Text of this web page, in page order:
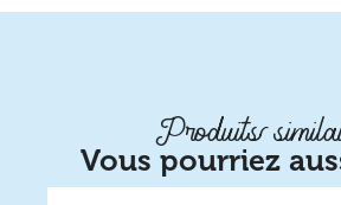
Produits
Vous pourriez